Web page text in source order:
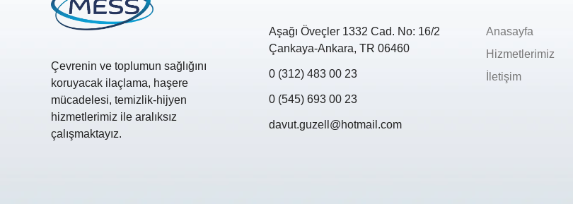
Çevrenin ve toplumun sağlığını
koruyacak ilaçlama, haşere
mücadelesi, temizlik-hijyen
hizmetlerimiz ile aralıksız
çalışmaktayız.
Aşağı Öveçler 1332 Cad. No: 16/2
Çankaya-Ankara, TR 06460
0 (312) 483 00 23
0 (545) 693 00 23
davut.guzell@hotmail.com
Anasayfa
Hizmetlerimiz
İletişim